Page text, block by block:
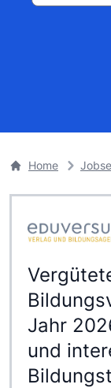
Home
Jahr
und